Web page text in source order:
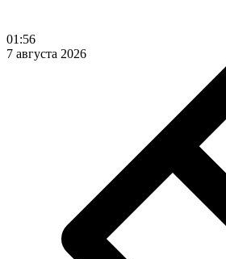
01:56
7 августа 2026